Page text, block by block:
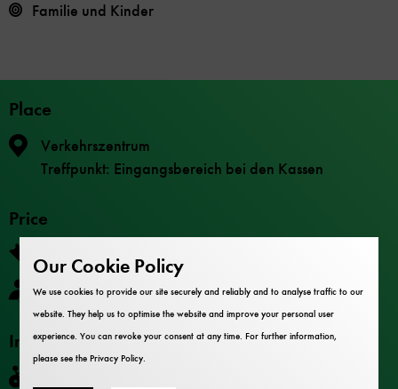
Familie und Kinder
Place
Verkehrszentrum
Treffpunkt: Eingangsbereich bei den Kassen
Price
Die Teilnahme ist im Museumseintritt enthalten.
Keine Anmeldung nötig.
Information
Our Cookie Policy
We use cookies to provide our site securely and reliably and to analyse traffic to our
website. They help us to optimise the website and improve your personal user
experience. You can revoke your consent at any time. For further information,
please see thePrivacy Policy.